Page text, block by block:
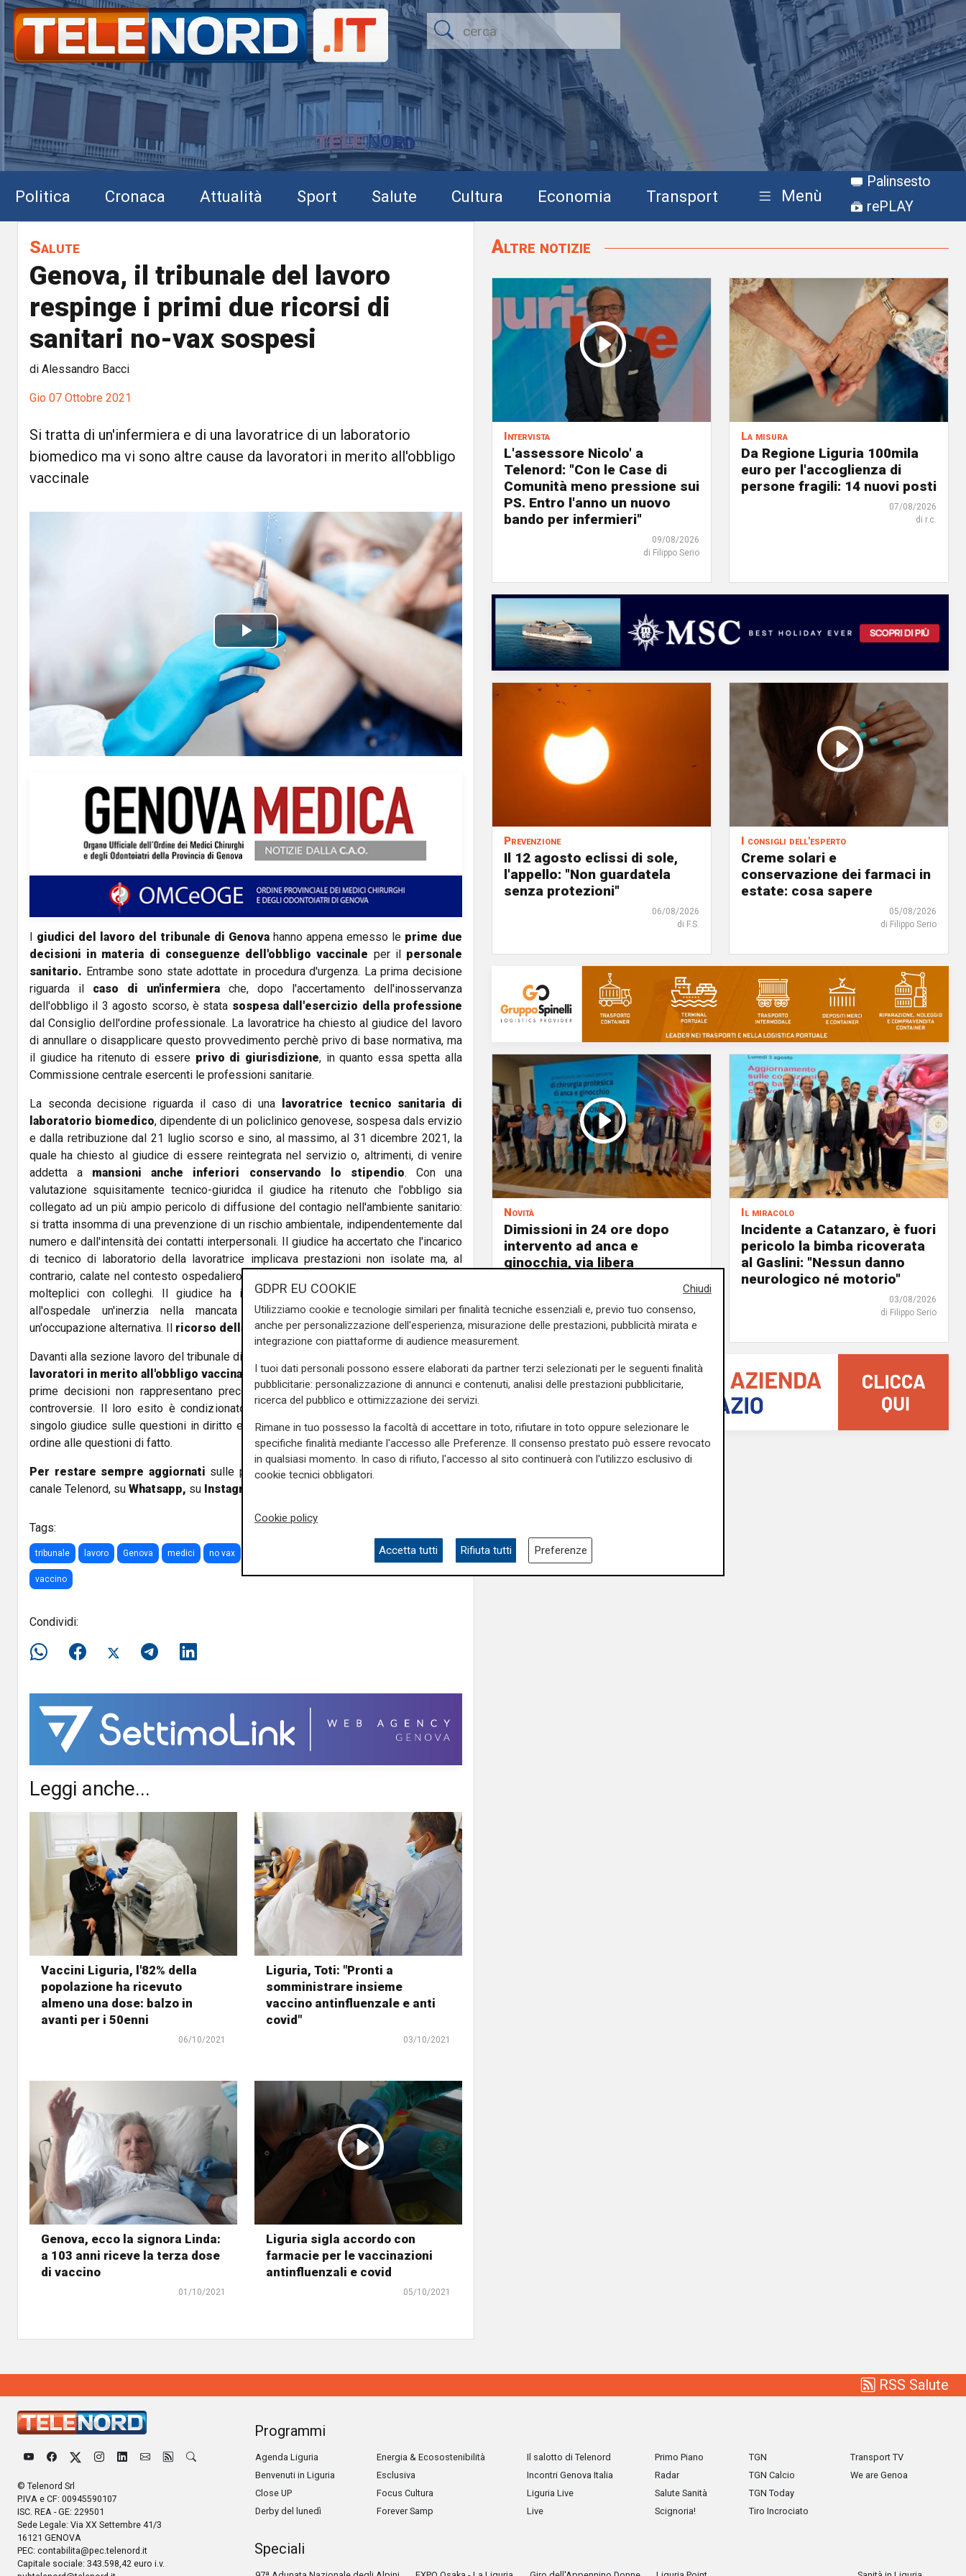
Politica Cronaca Attualità Sport Salute Cultura Economia Transport Menù
Palinsesto
rePLAY
Salute
Genova, il tribunale del lavoro
respinge i primi due ricorsi di
sanitari no-vax sospesi
di Alessandro Bacci
Gio 07 Ottobre 2021
Si tratta di un'infermiera e di una lavoratrice di un laboratorio
biomedico ma vi sono altre cause da lavoratori in merito all'obbligo
vaccinale
P
l
a
y
d
e
o
I giudici del lavoro del tribunale di Genova hanno appena emesso le prime due
decisioni in materia di conseguenze dell'obbligo vaccinale per il personale
sanitario. Entrambe sono state adottate in procedura d'urgenza. La prima decisione
riguarda il caso di un'infermiera che, dopo l'accertamento dell'inosservanza
dell'obbligo il 3 agosto scorso, è stata sospesa dall'esercizio della professione
dal Consiglio dell'ordine professionale. La lavoratrice ha chiesto al giudice del lavoro
di annullare o disapplicare questo provvedimento perchè privo di base normativa, ma
il giudice ha ritenuto di essere privo di giurisdizione, in quanto essa spetta alla
Commissione centrale esercenti le professioni sanitarie.
La seconda decisione riguarda il caso di una lavoratrice tecnico sanitaria di
laboratorio biomedico, dipendente di un policlinico genovese, sospesa dals ervizio
e dalla retribuzione dal 21 luglio scorso e sino, al massimo, al 31 dicembre 2021, la
quale ha chiesto al giudice di essere reintegrata nel servizio o, altrimenti, di venire
addetta a mansioni anche inferiori conservando lo stipendio. Con una
valutazione squisitamente tecnico-giuridca il giudice ha ritenuto che l'obbligo sia
collegato ad un più ampio pericolo di diffusione del contagio nell'ambiente sanitario:
si tratta insomma di una prevenzione di un rischio ambientale, indipendentemente dal
numero e dall'intensità dei contatti interpersonali. Il giudice ha accertato che l'incarico
di tecnico di laboratorio della lavoratrice implicava prestazioni non isolate ma, al
contrario, calate nel contesto ospedaliero, che comportavano relazioni interpersonali
molteplici con colleghi. Il giudice ha inoltre valutato che non sia addebitabile
all'ospedale un'inerzia nella mancata riorganizzazione finalizzata a trovarle
un'occupazione alternativa. Il ricorso della lavoratrice è stato dunque respinto.
Davanti alla sezione lavoro del tribunale di Genova
lavoratori in merito all'obbligo vaccinale
. È bene precisare due circostanze: le due
prime decisioni non rappresentano precedenti decisivi per la sorte delle ulteriori
controversie. Il loro esito è condizionato dalle valutazioni giuridiche compiute dal
singolo giudice sulle questioni in diritto e da ciò che le parti riusciranno a provare in
ordine alle questioni di fatto.
Per restare sempre aggiornati sulle principali notizie sulla Liguria seguiteci sul
canale Telenord, su Whatsapp, su Instagram
Tags:
tribunale lavoro Genova medici no vax vaccinale
vaccino
Condividi:
Leggi anche...
Vaccini Liguria, l'82% della
popolazione ha ricevuto
almeno una dose: balzo in
avanti per i 50enni
06/10/2021
Liguria, Toti: "Pronti a
somministrare insieme
vaccino antinfluenzale e anti
covid"
03/10/2021
Genova, ecco la signora Linda:
a 103 anni riceve la terza dose
di vaccino
01/10/2021
Liguria sigla accordo con
farmacie per le vaccinazioni
antinfluenzali e covid
05/10/2021
Altre notizie
Intervista
L'assessore Nicolo' a
Telenord: "Con le Case di
Comunità meno pressione sui
PS. Entro l'anno un nuovo
bando per infermieri"
09/08/2026
di Filippo Serio
La misura
Da Regione Liguria 100mila
euro per l'accoglienza di
persone fragili: 14 nuovi posti
07/08/2026
di r.c.
Prevenzione
Il 12 agosto eclissi di sole,
l'appello: "Non guardatela
senza protezioni"
06/08/2026
di F.S.
I consigli dell'esperto
Creme solari e
conservazione dei farmaci in
estate: cosa sapere
05/08/2026
di Filippo Serio
Novità
Dimissioni in 24 ore dopo
intervento ad anca e
ginocchia, via libera
di r.c.
Il miracolo
Incidente a Catanzaro, è fuori
pericolo la bimba ricoverata
al Gaslini: "Nessun danno
neurologico né motorio"
03/08/2026
di Filippo Serio
RSS Salute
© Telenord Srl
P.IVA e CF: 00945590107
ISC. REA - GE: 229501
Sede Legale: Via XX Settembre 41/3
16121 GENOVA
PEC: contabilita@pec.telenord.it
Capitale sociale: 343.598,42 euro i.v.
Programmi
Agenda Liguria
Benvenuti in Liguria
Close UP
Derby del lunedì
Energia & Ecosostenibilità
Esclusiva
Focus Cultura
Forever Samp
Il salotto di Telenord
Incontri Genova Italia
Liguria Live
Live
Primo Piano
Radar
Salute Sanità
Scignoria!
TGN
TGN Calcio
TGN Today
Tiro Incrociato
Transport TV
We are Genoa
Speciali
Chiudi
GDPR EU COOKIE
Utilizziamo cookie e tecnologie similari per finalità tecniche essenziali e, previo tuo consenso,
anche per personalizzazione dell'esperienza, misurazione delle prestazioni, pubblicità mirata e
integrazione con piattaforme di audience measurement.
I tuoi dati personali possono essere elaborati da partner terzi selezionati per le seguenti finalità
pubblicitarie: personalizzazione di annunci e contenuti, analisi delle prestazioni pubblicitarie,
ricerca del pubblico e ottimizzazione dei servizi.
Rimane in tuo possesso la facoltà di accettare in toto, rifiutare in toto oppure selezionare le
specifiche finalità mediante l'accesso alle Preferenze. Il consenso prestato può essere revocato
in qualsiasi momento. In caso di rifiuto, l'accesso al sito continuerà con l'utilizzo esclusivo di
cookie tecnici obbligatori.
Cookie policy
Accetta tutti Rifiuta tutti Preferenze